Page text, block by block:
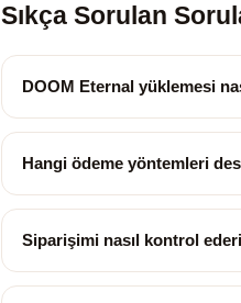
Sıkça Sorulan
DOOM Eternal yüklemesi
Hangi ödeme yöntemleri
Siparişimi nasıl kontrol